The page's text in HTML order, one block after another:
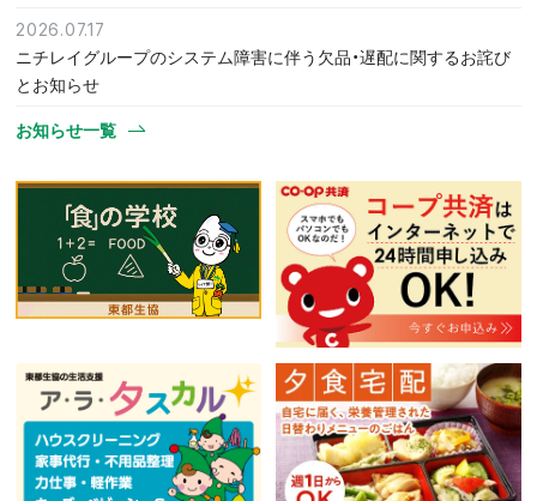
2026.07.17
ニチレイグループのシステム障害に伴う欠品・遅配に関するお詫び
とお知らせ
お知らせ一覧